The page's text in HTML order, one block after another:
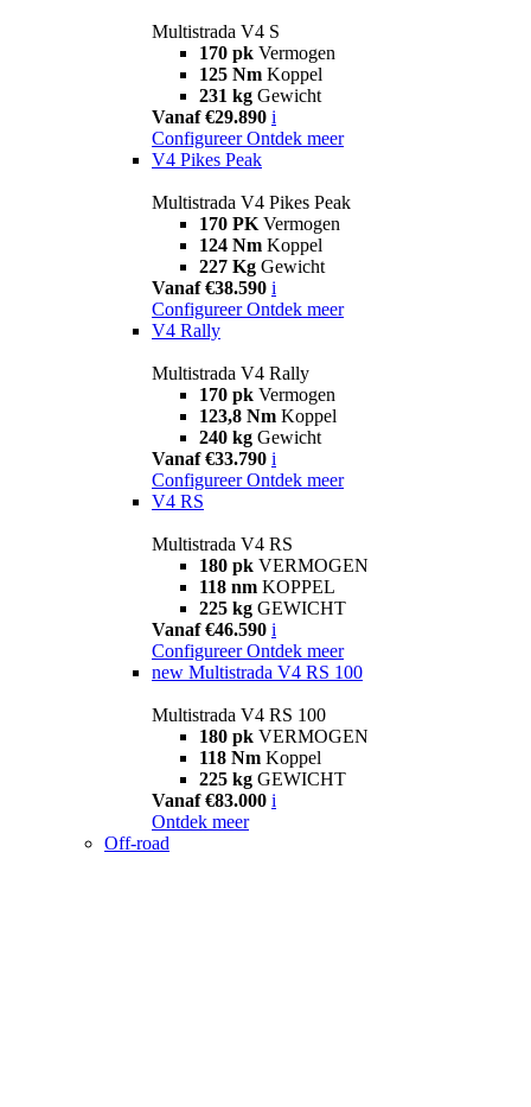
Multistrada V4 S
170 pk Vermogen
125 Nm Koppel
231 kg Gewicht
Vanaf €29.890 i
Configureer Ontdek meer
V4 Pikes Peak
Multistrada V4 Pikes Peak
170 PK Vermogen
124 Nm Koppel
227 Kg Gewicht
Vanaf €38.590 i
Configureer Ontdek meer
V4 Rally
Multistrada V4 Rally
170 pk Vermogen
123,8 Nm Koppel
240 kg Gewicht
Vanaf €33.790 i
Configureer Ontdek meer
V4 RS
Multistrada V4 RS
180 pk VERMOGEN
118 nm KOPPEL
225 kg GEWICHT
Vanaf €46.590 i
Configureer Ontdek meer
new Multistrada V4 RS 100
Multistrada V4 RS 100
180 pk VERMOGEN
118 Nm Koppel
225 kg GEWICHT
Vanaf €83.000 i
Ontdek meer
Off-road